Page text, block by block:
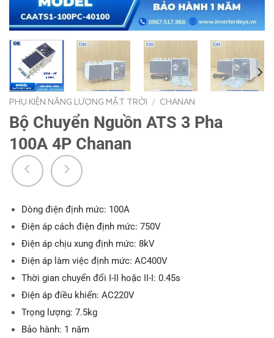
PHỤ KIỆN NĂNG LƯỢNG MẶT TRỜI / CHANAN
Bộ Chuyển Nguồn ATS 3 Pha
100A 4P Chanan
Dòng điện định mức: 100A
Điện áp cách điện định mức: 750V
Điện áp chịu xung định mức: 8kV
Điện áp làm việc định mức: AC400V
Thời gian chuyển đổi I-II hoặc II-I: 0.45s
Điện áp điều khiển: AC220V
Trọng lượng: 7.5kg
Bảo hành: 1 năm